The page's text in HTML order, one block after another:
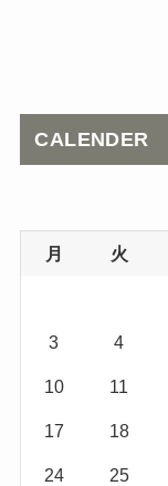
CALENDER
月 火
3 4
10 11
17 18
24 25